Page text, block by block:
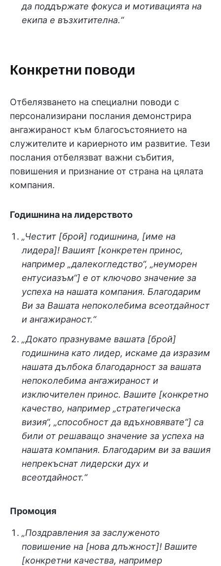
да поддържате фокуса и мотивацията на
екипа е възхитителна.“
Конкретни поводи
Отбелязването на специални поводи с
персонализирани послания демонстрира
ангажираност към благосъстоянието на
служителите и кариерното им развитие. Тези
послания отбелязват важни събития,
повишения и признание от страна на цялата
компания.
Годишнина на лидерството
„Честит [брой] годишнина, [име на
лидера]! Вашият [конкретен принос,
например „далекогледство“, „неуморен
ентусиазъм“] е от ключово значение за
успеха на нашата компания. Благодарим
Ви за Вашата непоколебима всеотдайност
и ангажираност.“
„Докато празнуваме вашата [брой]
годишнина като лидер, искаме да изразим
нашата дълбока благодарност за вашата
непоколебима ангажираност и
изключителен принос. Вашите [конкретно
качество, например „стратегическа
визия“, „способност да вдъхновявате“] са
били от решаващо значение за успеха на
нашата компания. Благодарим ви за вашия
непрекъснат лидерски дух и
всеотдайност.“
Промоция
„Поздравления за заслуженото
повишение на [нова длъжност]! Вашите
[конкретни качества, например